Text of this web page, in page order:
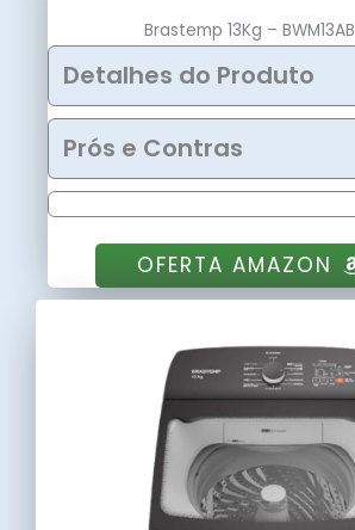
Brastemp 13Kg – BWM13AB
Detalhes do Produto
Prós e Contras
OFERTA AMAZON